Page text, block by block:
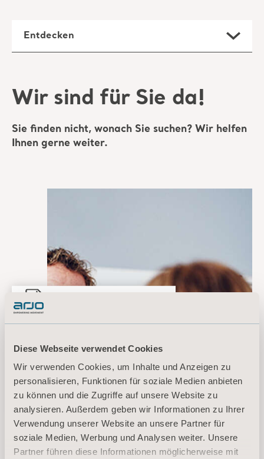
Diese Webseite verwendet Cookies
Wir verwenden Cookies, um Inhalte und Anzeigen zu
personalisieren, Funktionen für soziale Medien anbieten
zu können und die Zugriffe auf unsere Website zu
analysieren. Außerdem geben wir Informationen zu Ihrer
Verwendung unserer Website an unsere Partner für
soziale Medien, Werbung und Analysen weiter. Unsere
Partner führen diese Informationen möglicherweise mit
Entdecken
Wir sind für Sie da!
Sie finden nicht, wonach Sie suchen? Wir helfen
Ihnen gerne weiter.
unser Support-Team
Setzen Sie sich mit
einem Arjo-
Experten in
Verbindung